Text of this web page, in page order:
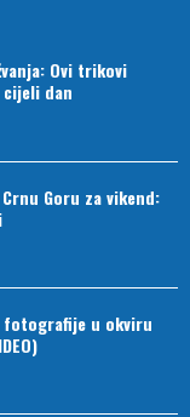
Ovi trikovi
dan
Goru za vikend:
fotografije u okviru